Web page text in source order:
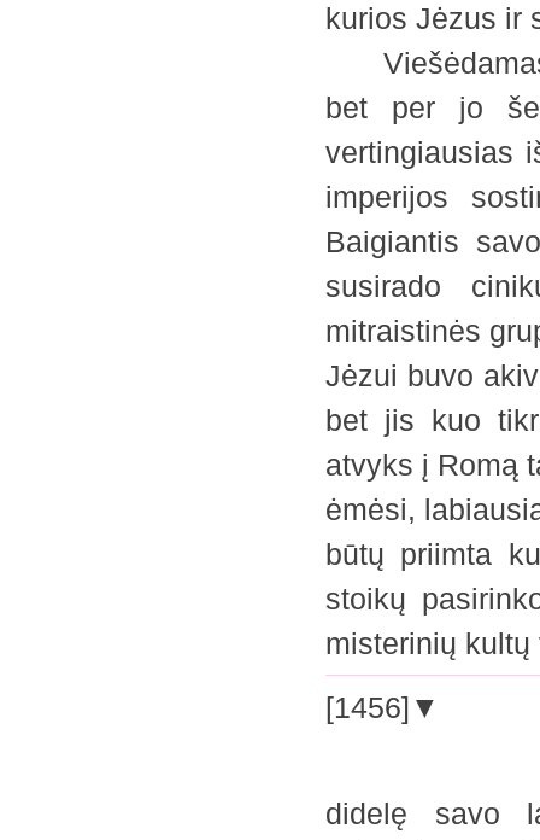
kurios Jėzus ir
Viešėdamas
bet per jo
vertingiausias
imperijos
Baigiantis
susirado
mitraistinės
Jėzui buvo
bet jis kuo
atvyks į Romą
ėmėsi,
būtų priimta
stoikų
misterinių
[1456]▼
didelę savo